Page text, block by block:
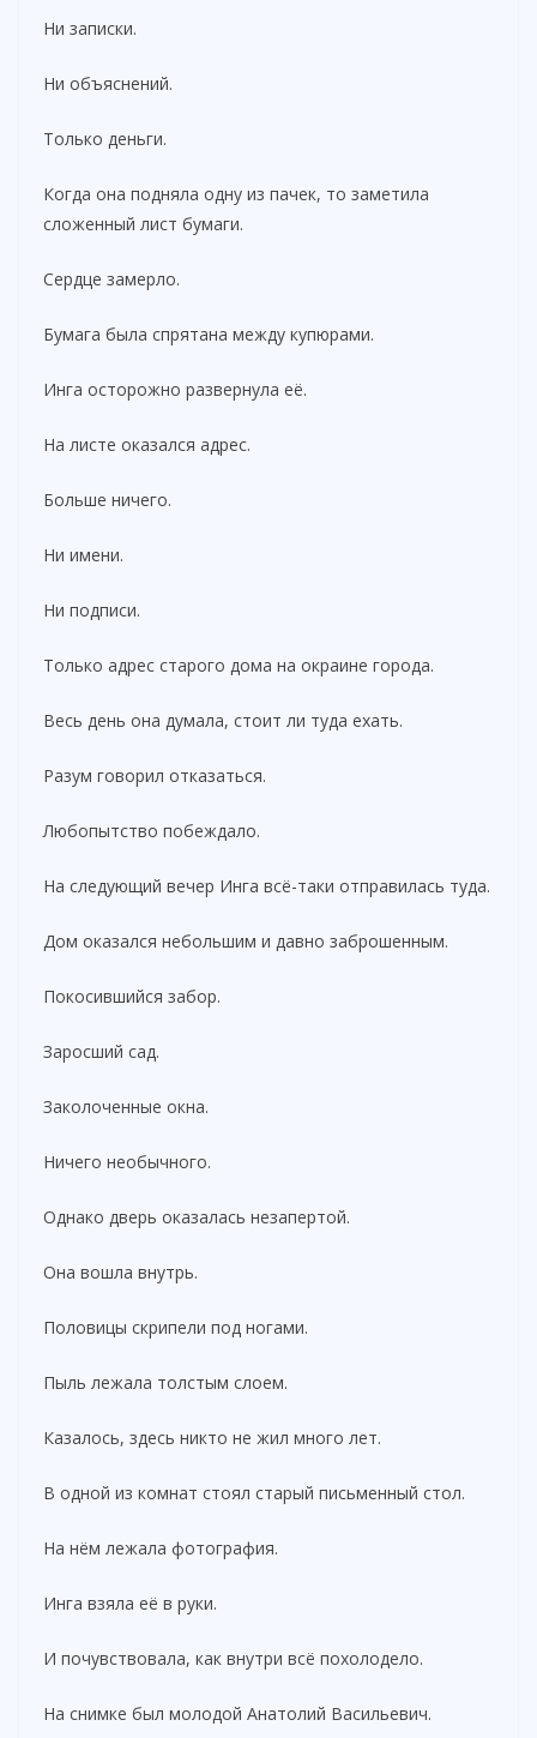
Ни записки.
Ни объяснений.
Только деньги.
Когда она подняла одну из пачек, то заметила
сложенный лист бумаги.
Сердце замерло.
Бумага была спрятана между купюрами.
Инга осторожно развернула её.
На листе оказался адрес.
Больше ничего.
Ни имени.
Ни подписи.
Только адрес старого дома на окраине города.
Весь день она думала, стоит ли туда ехать.
Разум говорил отказаться.
Любопытство побеждало.
На следующий вечер Инга всё-таки отправилась туда.
Дом оказался небольшим и давно заброшенным.
Покосившийся забор.
Заросший сад.
Заколоченные окна.
Ничего необычного.
Однако дверь оказалась незапертой.
Она вошла внутрь.
Половицы скрипели под ногами.
Пыль лежала толстым слоем.
Казалось, здесь никто не жил много лет.
В одной из комнат стоял старый письменный стол.
На нём лежала фотография.
Инга взяла её в руки.
И почувствовала, как внутри всё похолодело.
На снимке был молодой Анатолий Васильевич.